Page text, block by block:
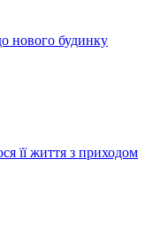
нового будинку
її життя з приходом